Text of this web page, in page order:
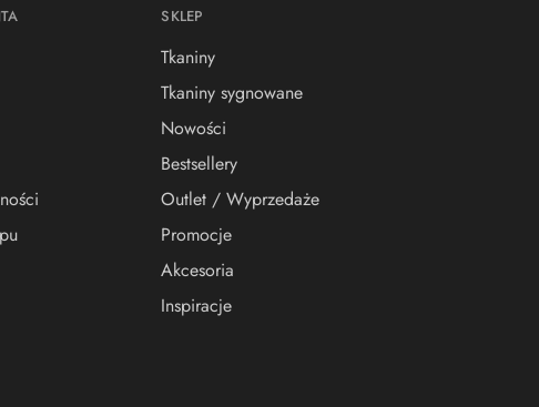
SKLEP
Tkaniny
Tkaniny sygnowane
Nowości
Bestsellery
Outlet / Wyprzedaże
Promocje
Akcesoria
Inspiracje